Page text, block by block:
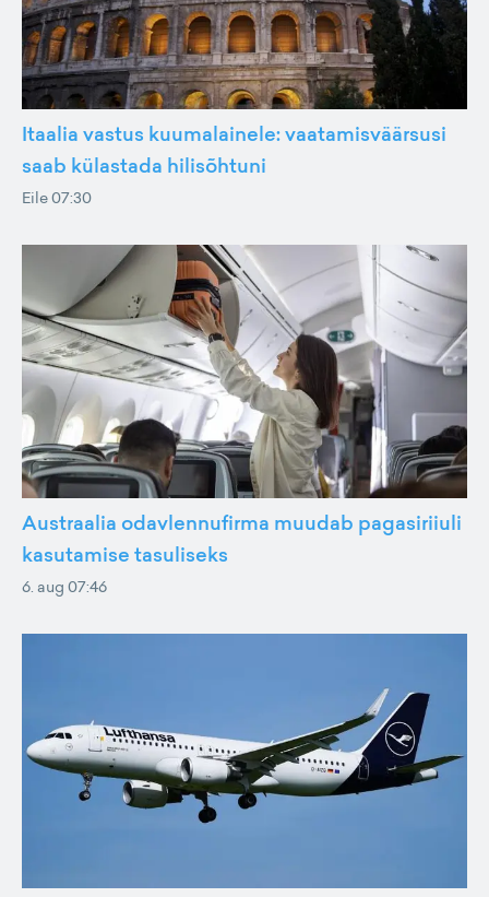
Itaalia vastus kuumalainele: vaatamisväärsusi
saab külastada hilisõhtuni
Eile 07:30
Austraalia odavlennufirma muudab pagasiriiuli
kasutamise tasuliseks
6. aug 07:46